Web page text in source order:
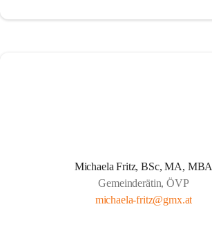
Michaela Fritz, BSc, MA, MBA
Gemeinderätin, ÖVP
michaela-fritz@gmx.at